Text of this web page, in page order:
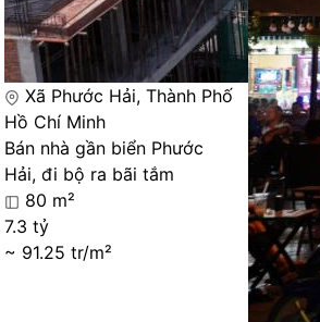
Xã Phước Hải, Thành Phố
Hồ Chí Minh
Bán nhà gần biển Phước
Hải, đi bộ ra bãi tắm
80 m²
7.3 tỷ
~ 91.25 tr/m²